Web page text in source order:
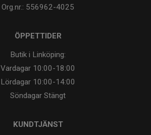
Org.nr.: 556962-4025
ÖPPETTIDER
Butik i Linköping:
Vardagar 10:00-18:00
Lördagar 10:00-14:00
Söndagar Stängt
KUNDTJÄNST